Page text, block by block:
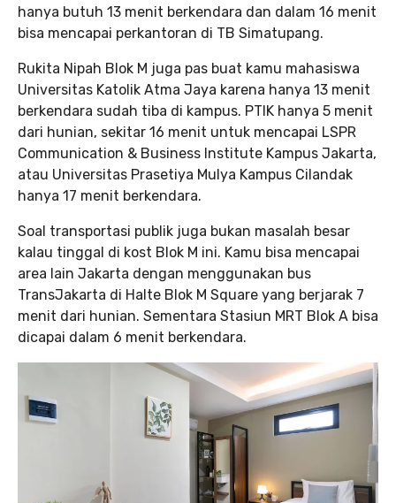
hanya butuh 13 menit berkendara dan dalam 16 menit
bisa mencapai perkantoran di TB Simatupang.
Rukita Nipah Blok M juga pas buat kamu mahasiswa
Universitas Katolik Atma Jaya karena hanya 13 menit
berkendara sudah tiba di kampus. PTIK hanya 5 menit
dari hunian, sekitar 16 menit untuk mencapai LSPR
Communication & Business Institute Kampus Jakarta,
atau Universitas Prasetiya Mulya Kampus Cilandak
hanya 17 menit berkendara.
Soal transportasi publik juga bukan masalah besar
kalau tinggal di kost Blok M ini. Kamu bisa mencapai
area lain Jakarta dengan menggunakan bus
TransJakarta di Halte Blok M Square yang berjarak 7
menit dari hunian. Sementara Stasiun MRT Blok A bisa
dicapai dalam 6 menit berkendara.